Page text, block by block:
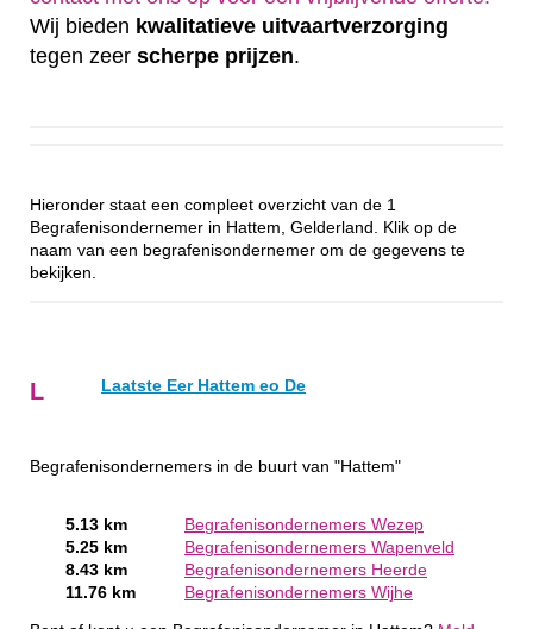
Wij bieden kwalitatieve uitvaartverzorging
tegen zeer scherpe prijzen.
Hieronder staat een compleet overzicht van de 1
Begrafenisondernemer in Hattem, Gelderland. Klik op de
naam van een begrafenisondernemer om de gegevens te
bekijken.
L Laatste Eer Hattem eo De
Begrafenisondernemers in de buurt van "Hattem"
5.13 km
Begrafenisondernemers Wezep
5.25 km
Begrafenisondernemers Wapenveld
8.43 km
Begrafenisondernemers Heerde
11.76 km
Begrafenisondernemers Wijhe